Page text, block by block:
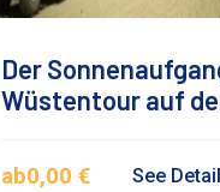
Der
Wüstentour auf
ab0,00 € See